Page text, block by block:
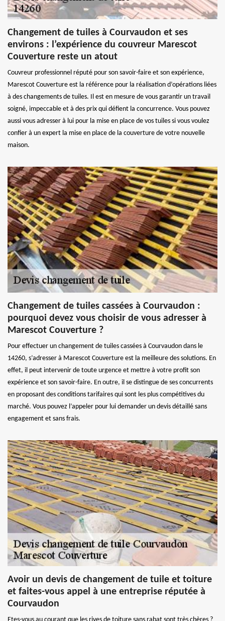
Changement de tuiles à Courvaudon et ses
environs : l’expérience du couvreur Marescot
Couverture reste un atout
Couvreur professionnel réputé pour son savoir-faire et son expérience,
Marescot Couverture est la référence pour la réalisation d’opérations liées
à des changements de tuiles. Il est en mesure de vous garantir un travail
soigné, impeccable et à des prix qui défient la concurrence. Vous pouvez
aussi vous adresser à lui pour la mise en place de vos tuiles si vous voulez
confier à un expert la mise en place de la couverture de votre nouvelle
maison.
Changement de tuiles cassées à Courvaudon :
pourquoi devez vous choisir de vous adresser à
Marescot Couverture ?
Pour effectuer un changement de tuiles cassées à Courvaudon dans le
14260, s’adresser à Marescot Couverture est la meilleure des solutions. En
effet, il peut intervenir de toute urgence et mettre à votre profit son
expérience et son savoir-faire. En outre, il se distingue de ses concurrents
en proposant des conditions tarifaires qui sont les plus compétitives du
marché. Vous pouvez l’appeler pour lui demander un devis détaillé sans
engagement et sans frais.
Avoir un devis de changement de tuile et toiture
et faites-vous appel à une entreprise réputée à
Courvaudon